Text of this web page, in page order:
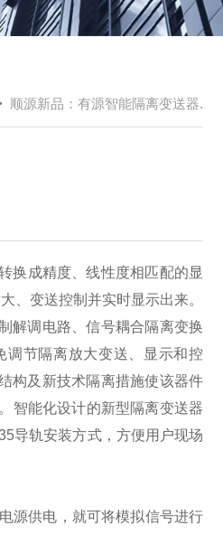
顺源新品：有源智能隔离变送器.
换成精度、线性度相匹配的显
、变送控制并实时显示出来。
解调电路、信号耦合隔离变换
调节隔离放大变送、显示和控
构及新技术隔离措施使该器件
智能化设计的新型隔离变送器
导轨安装方式，方便用户现场
源供电，就可将模拟信号进行